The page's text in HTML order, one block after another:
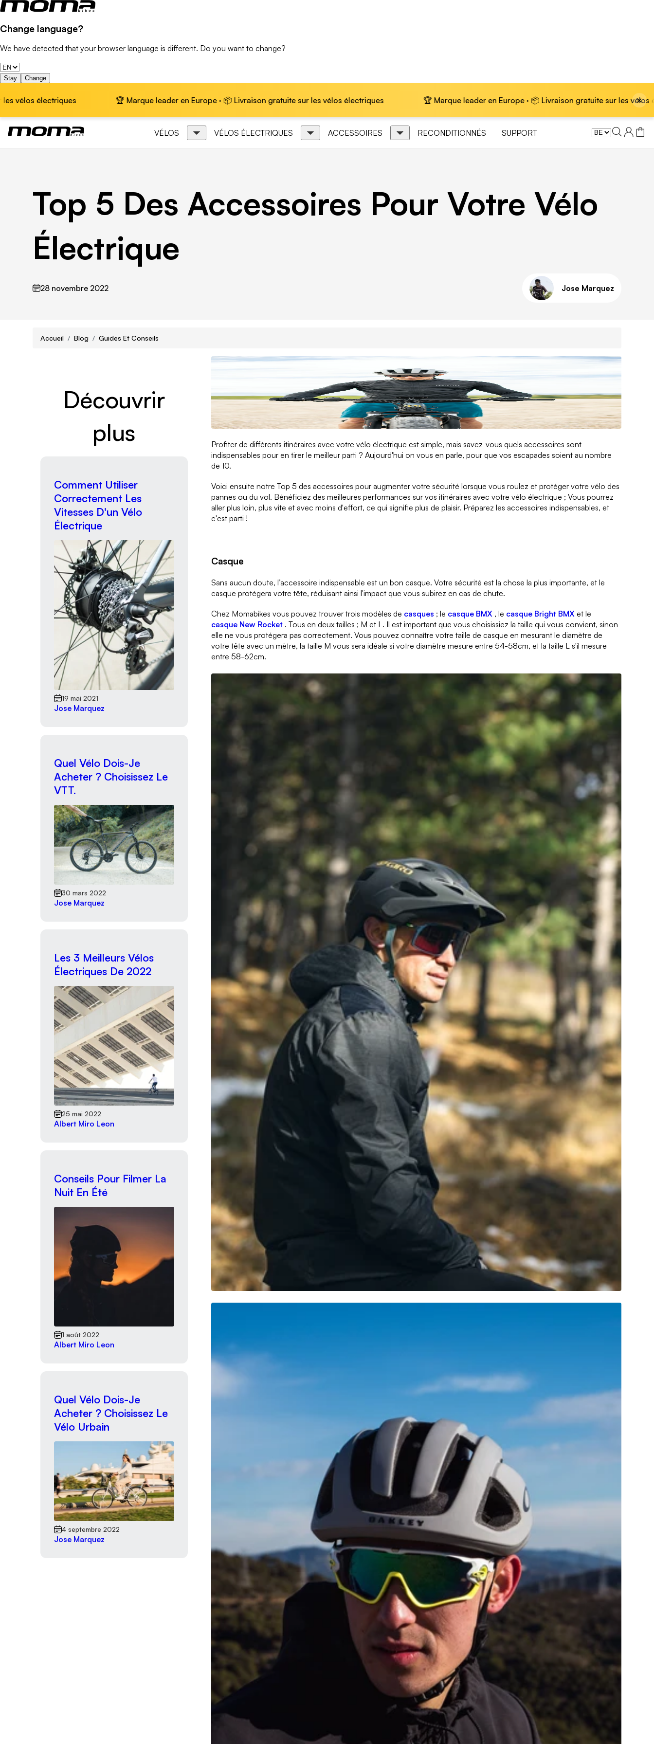
Change language?
We have detected that your browser language is different. Do you want to change?
Stay Change
🏆 Marque leader en Europe · 📦 Livraison gratuite sur les vélos électriques 🏆 Marque leader en Europe · 📦 Livraison gratuite sur les vélos électriques ×
VÉLOS VÉLOS ÉLECTRIQUES ACCESSOIRES RECONDITIONNÉS SUPPORT
Top 5 Des Accessoires Pour Votre Vélo
Électrique
28 novembre 2022 Jose Marquez
Accueil Blog Guides Et Conseils
Découvrir
plus
Comment Utiliser
Correctement Les
Vitesses D'un Vélo
Électrique
19 mai 2021
Jose Marquez
Quel Vélo Dois-Je
Acheter ? Choisissez Le
VTT.
30 mars 2022
Jose Marquez
Les 3 Meilleurs Vélos
Électriques De 2022
25 mai 2022
Albert Miro Leon
Conseils Pour Filmer La
Nuit En Été
1 août 2022
Albert Miro Leon
Quel Vélo Dois-Je
Acheter ? Choisissez Le
Vélo Urbain
4 septembre 2022
Jose Marquez
Profiter de différents itinéraires avec votre vélo électrique est simple, mais savez-vous quels accessoires sont
indispensables pour en tirer le meilleur parti ? Aujourd'hui on vous en parle, pour que vos escapades soient au nombre
de 10.
Voici ensuite notre Top 5 des accessoires pour augmenter votre sécurité lorsque vous roulez et protéger votre vélo des
pannes ou du vol. Bénéficiez des meilleures performances sur vos itinéraires avec votre vélo électrique ; Vous pourrez
aller plus loin, plus vite et avec moins d'effort, ce qui signifie plus de plaisir. Préparez les accessoires indispensables, et
c'est parti !
Casque
Sans aucun doute, l’accessoire indispensable est un bon casque. Votre sécurité est la chose la plus importante, et le
casque protégera votre tête, réduisant ainsi l'impact que vous subirez en cas de chute.
Chez Momabikes vous pouvez trouver trois modèles de casques ; le casque BMX, le casque Bright BMXet le
casque New Rocket. Tous en deux tailles ; M et L. Il est important que vous choisissiez la taille qui vous convient, sinon
elle ne vous protégera pas correctement. Vous pouvez connaître votre taille de casque en mesurant le diamètre de
votre tête avec un mètre, la taille M vous sera idéale si votre diamètre mesure entre 54-58cm, et la taille L s'il mesure
entre 58-62cm.